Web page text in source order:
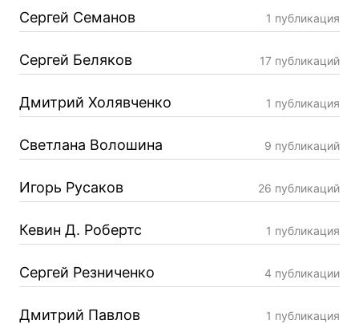
Сергей Семанов 1 публикация
Сергей Беляков 17 публикаций
Дмитрий Холявченко 1 публикация
Светлана Волошина 9 публикаций
Игорь Русаков 26 публикаций
Кевин Д. Робертс 1 публикация
Сергей Резниченко 4 публикации
Дмитрий Павлов 1 публикация